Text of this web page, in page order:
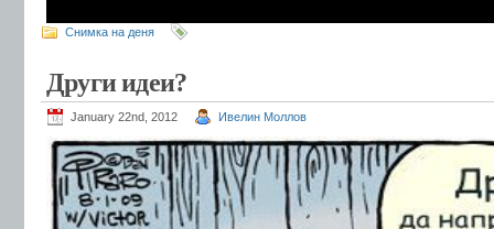
Снимка на деня
Други идеи?
January 22nd, 2012 Ивелин Моллов